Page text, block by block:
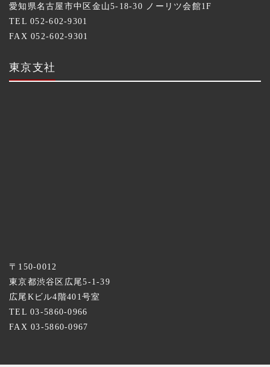
愛知県名古屋市中区金山5-18-30 ノーリツ会館1F
TEL 052-602-9301
FAX 052-602-9301
東京支社
〒150-0012
東京都渋谷区広尾5-1-39
広尾Kビル4階401号室
TEL 03-5860-0966
FAX 03-5860-0967